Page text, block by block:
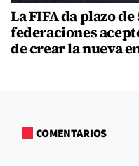
La FIFA da plazo
federaciones
de crear la nueva
COMENTARIOS